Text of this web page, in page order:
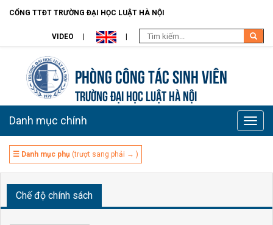
CỔNG TTĐT TRƯỜNG ĐẠI HỌC LUẬT HÀ NỘI
VIDEO
Phòng Công tác sinh viên
TRƯỜNG ĐẠI HỌC LUẬT HÀ NỘI
Toggle
Danh mục chính
☰ Danh mục phụ (trượt sang phải → )
Chế độ chính sách